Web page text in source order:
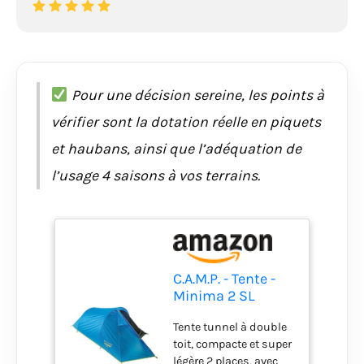
Pour une décision sereine, les points à
vérifier sont la dotation réelle en piquets
et haubans, ainsi que l’adéquation de
l’usage 4 saisons à vos terrains.
C.A.M.P. - Tente -
Minima 2 SL
Tente tunnel à double
toit, compacte et super
légère 2 places, avec